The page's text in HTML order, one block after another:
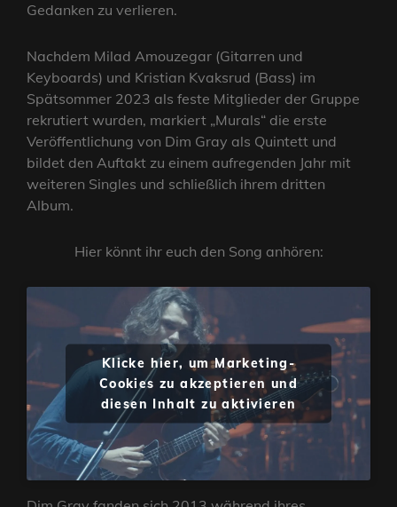
Gedanken zu verlieren.
Nachdem Milad Amouzegar (Gitarren und
Keyboards) und Kristian Kvaksrud (Bass) im
Spätsommer 2023 als feste Mitglieder der Gruppe
rekrutiert wurden, markiert „Murals“ die erste
Veröffentlichung von Dim Gray als Quintett und
bildet den Auftakt zu einem aufregenden Jahr mit
weiteren Singles und schließlich ihrem dritten
Album.
Hier könnt ihr euch den Song anhören:
Klicke hier, um Marketing-
Cookies zu akzeptieren und
diesen Inhalt zu aktivieren